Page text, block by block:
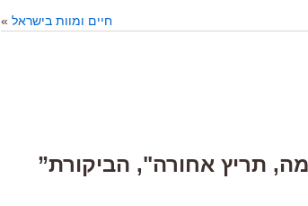
חיים ומוות בישראל »